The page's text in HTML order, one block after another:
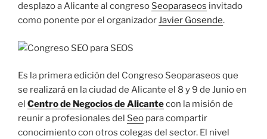
desplazo a Alicante al congreso Seoparaseos invitado
como ponente por el organizadorJavier Gosende.
Es la primera edición del Congreso Seoparaseos que
se realizará en la ciudad de Alicante el 8 y 9 de Junio en
el Centro de Negocios de Alicantecon la misión de
reunir a profesionales del Seo para compartir
conocimiento con otros colegas del sector. El nivel